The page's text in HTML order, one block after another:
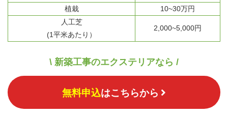
植栽
10~30万円
人工芝
(1平米あたり）
2,000~5,000円
\ 新築工事のエクステリアなら /
無料申込はこちらから